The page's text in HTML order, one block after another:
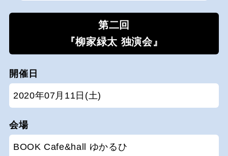
第二回
『柳家緑太 独演会』
開催日
2020年07月11日(土)
会場
BOOK Cafe&hall ゆかるひ